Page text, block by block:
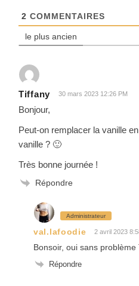
2 COMMENTAIRES
le plus ancien
Tiffany 30 mars 2023 12:26 PM
Bonjour,
Peut-on remplacer la vanille
vanille ? 🙂
Très bonne journée !
Répondre
Administrateur
val.lafoodie 2 avril 2023
Bonsoir, oui sans problème
Répondre